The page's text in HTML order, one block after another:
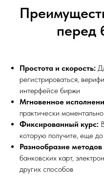
перед
Простота и скорость:
регистрироваться,
интерфейсе биржи
Мгновенное
практически моментально
Фиксированный курс:
которую получите, еще
Разнообразие
банковских карт,
других способов